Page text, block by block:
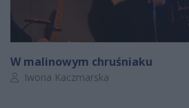
W malinowym chruśniaku
Autor artykułu:
Iwona Kaczmarska